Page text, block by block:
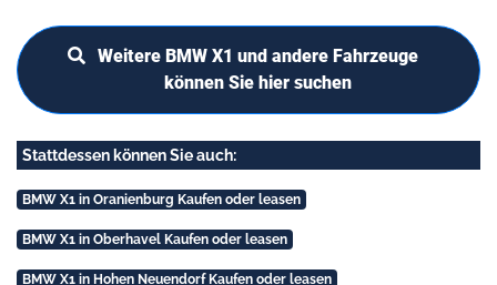
Weitere BMW X1 und andere Fahrzeuge
können Sie hier suchen
Stattdessen können Sie auch:
BMW X1 in Oranienburg Kaufen oder leasen
BMW X1 in Oberhavel Kaufen oder leasen
BMW X1 in Hohen Neuendorf Kaufen oder leasen